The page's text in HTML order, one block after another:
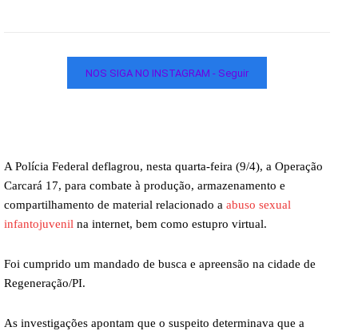
NOS SIGA NO INSTAGRAM - Seguir
A Polícia Federal deflagrou, nesta quarta-feira (9/4), a Operação
Carcará 17, para combate à produção, armazenamento e
compartilhamento de material relacionado a abuso sexual
infantojuvenil na internet, bem como estupro virtual.
Foi cumprido um mandado de busca e apreensão na cidade de
Regeneração/PI.
As investigações apontam que o suspeito determinava que a